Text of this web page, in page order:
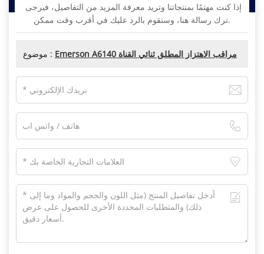
ترك رسالة هنا، وسنقوم بالرد عليك في أقرب وقت ممكن.
موضوع : Emerson A6140 مراقب الاهتزاز المطلق ثنائي القناة